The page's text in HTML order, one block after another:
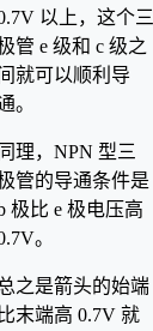
以上，这个三
管 e 级和 c 级之
就可以顺利导
。
同理，NPN 型三
管的导通条件是
极比 e 极电压高
。
之是箭头的始端
比末端高 0.7V 就